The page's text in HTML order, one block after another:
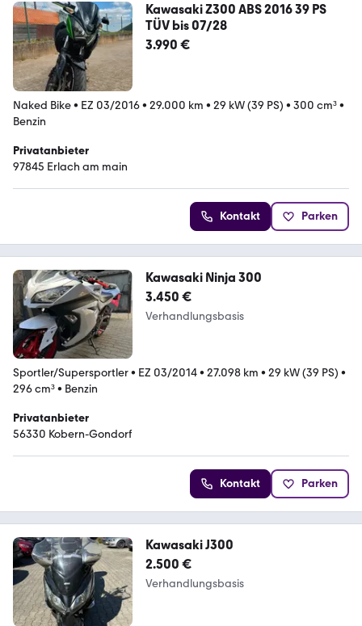
Kawasaki Z300 ABS 2016 39 PS
TÜV bis 07/28
3.990 €
Naked Bike• EZ 03/2016• 29.000 km • 29 kW (39 PS) • 300 cm³•
Benzin
Privatanbieter
97845 Erlach am main
Kontakt Parken
Kawasaki Ninja 300
3.450 €
Verhandlungsbasis
Sportler/Supersportler• EZ 03/2014• 27.098 km • 29 kW (39 PS) •
296 cm³• Benzin
Privatanbieter
56330 Kobern-Gondorf
Kontakt Parken
Kawasaki J300
2.500 €
Verhandlungsbasis